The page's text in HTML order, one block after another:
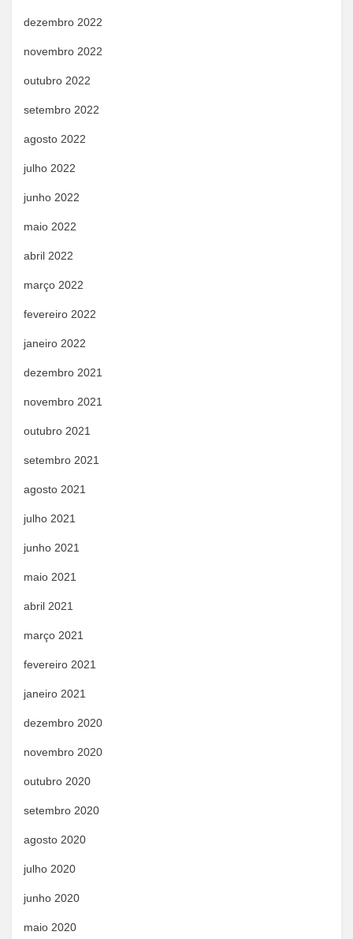
dezembro 2022
novembro 2022
outubro 2022
setembro 2022
agosto 2022
julho 2022
junho 2022
maio 2022
abril 2022
março 2022
fevereiro 2022
janeiro 2022
dezembro 2021
novembro 2021
outubro 2021
setembro 2021
agosto 2021
julho 2021
junho 2021
maio 2021
abril 2021
março 2021
fevereiro 2021
janeiro 2021
dezembro 2020
novembro 2020
outubro 2020
setembro 2020
agosto 2020
julho 2020
junho 2020
maio 2020